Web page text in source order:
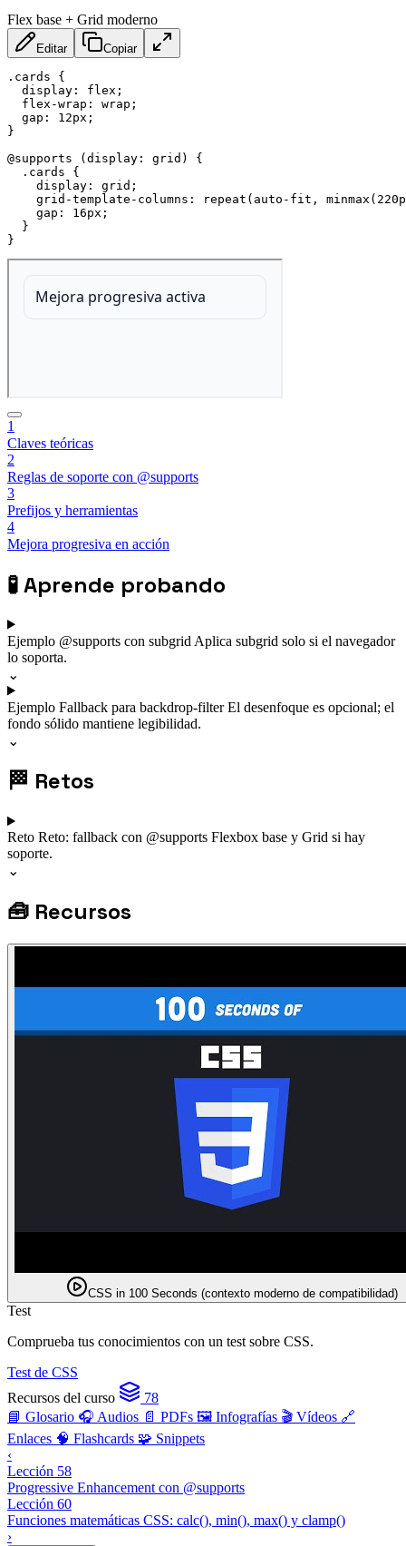
Flex base + Grid moderno
Editar Copiar
.cards
{
display : flex ;
flex-wrap : wrap ;
gap : 12px ;
}
@supports
(display : grid )
{
.cards
{
display : grid ;
grid-template-columns : repeat ( auto-fit , minmax (
gap : 16px ;
}
}
1
Claves teóricas
2
Reglas de soporte con @supports
3
Prefijos y herramientas
4
Mejora progresiva en acción
🧪Aprende probando
Ejemplo @supports con subgrid Aplica subgrid solo si el navegador
lo soporta.
⌄
Ejemplo Fallback para backdrop-filterEl desenfoque es opcional; el
fondo sólido mantiene legibilidad.
⌄
🏁 Retos
Reto Reto: fallback con @supports Flexbox base y Grid si hay
soporte.
⌄
🧰 Recursos
CSS in 100 Seconds (contexto moderno de compatibilidad)
Test
Comprueba tus conocimientos con un test sobre CSS.
Test de CSS
Recursos del curso
78
📘 Glosario 🎧 Audios 📄 PDFs 🖼️ Infografías 🎬 Vídeos 🔗
Enlaces 🧠 Flashcards 🧩 Snippets
‹
Lección 58
Progressive Enhancement con @supports
Lección 60
Funciones matemáticas CSS: calc(), min(), max() y clamp()
›